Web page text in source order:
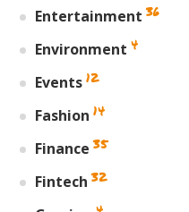
Entertainment 36
Environment 4
Events 12
Fashion 14
Finance 35
Fintech 32